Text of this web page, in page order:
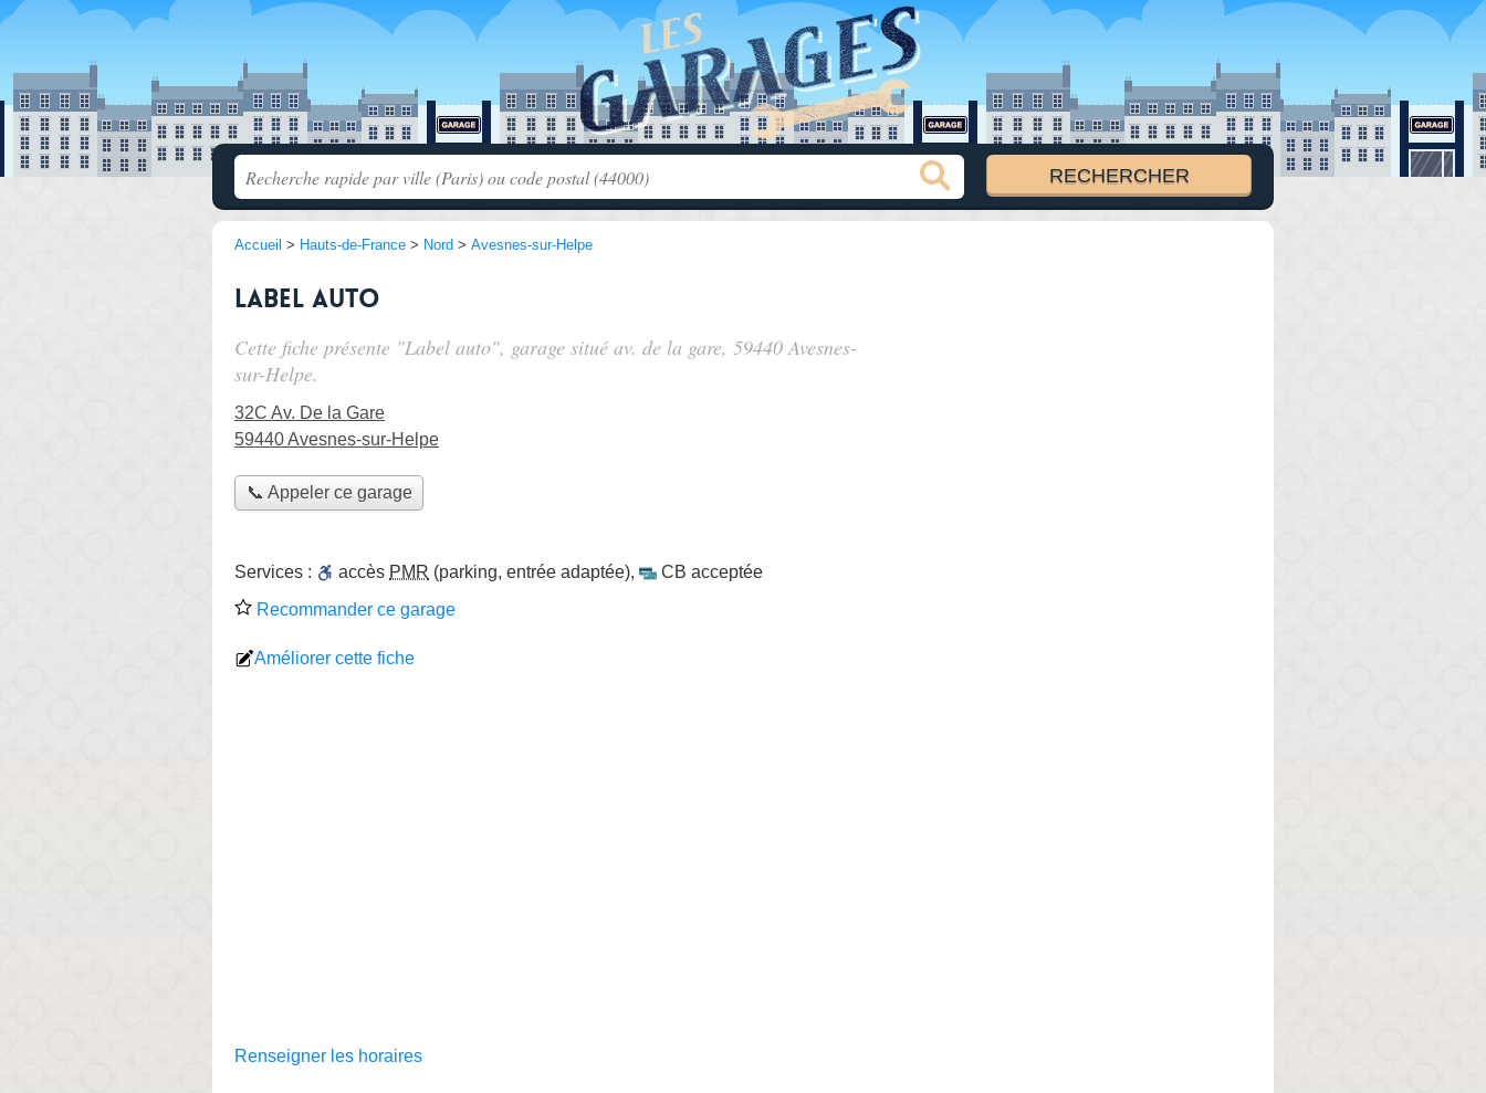
Accueil > Hauts-de-France > Nord > Avesnes-sur-Helpe
Label auto
Cette fiche présente "Label auto", garage situé av. de la gare, 59440 Avesnes-
sur-Helpe.
32C Av. De la Gare
59440 Avesnes-sur-Helpe
📞 Appeler ce garage
Services : accès PMR (parking, entrée adaptée),
CB acceptée
Recommander ce garage
Améliorer cette fiche
Renseigner les horaires